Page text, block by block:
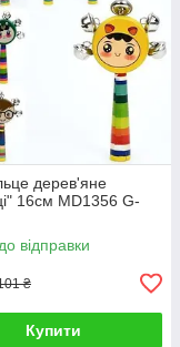
дерев'яне
16см MD1356 G-
відправки
₴
Купити